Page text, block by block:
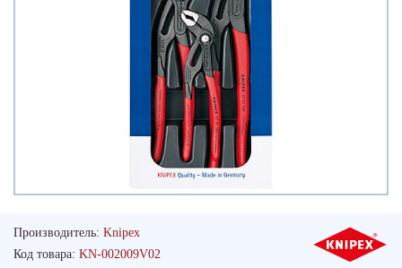
Производитель: Knipex
Код товара: KN-002009V02